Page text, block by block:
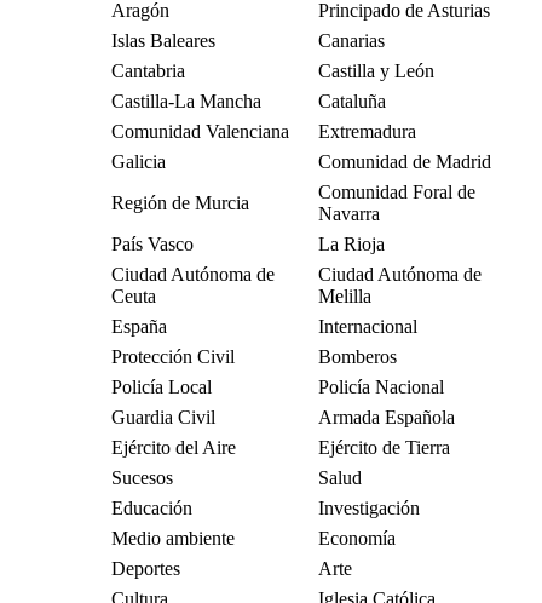
Aragón
Principado de Asturias
Islas Baleares
Canarias
Cantabria
Castilla y León
Castilla-La Mancha
Cataluña
Comunidad Valenciana
Extremadura
Galicia
Comunidad de Madrid
Región de Murcia
Comunidad Foral de
Navarra
País Vasco
La Rioja
Ciudad Autónoma de
Ceuta
Ciudad Autónoma de
Melilla
España
Internacional
Protección Civil
Bomberos
Policía Local
Policía Nacional
Guardia Civil
Armada Española
Ejército del Aire
Ejército de Tierra
Sucesos
Salud
Educación
Investigación
Medio ambiente
Economía
Deportes
Arte
Cultura
Iglesia Católica